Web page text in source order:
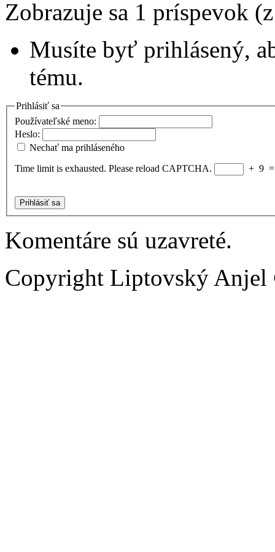
Zobrazuje sa 1 príspevok
Musíte byť prihlásený,
tému.
Prihlásiť sa
Používateľské meno:
Heslo:
Nechať ma prihláseného
Time limit is exhausted. Please reload CAPTCHA.
+ 9
Prihlásiť sa
Komentáre sú uzavreté.
Copyright Liptovský Anjel